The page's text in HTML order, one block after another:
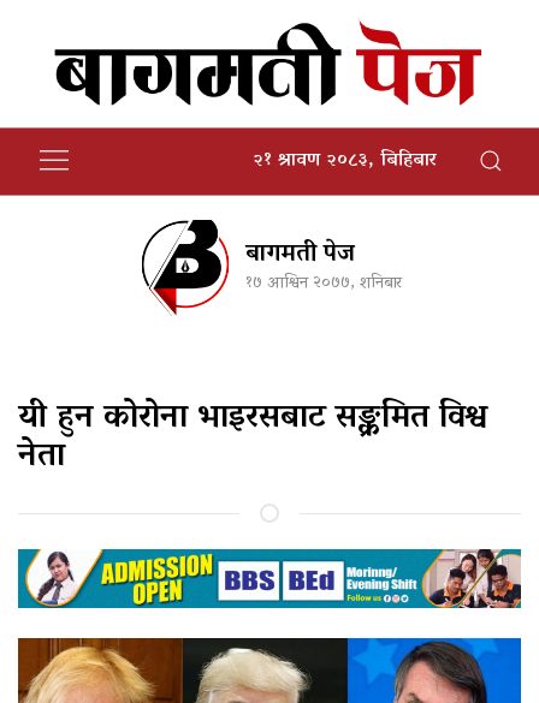
२१ श्रावण २०८३, बिहिबार
बागमती पेज
१७ आश्विन २०७७, शनिबार
यी हुन कोरोना भाइरसबाट सङ्क्रमित विश्व
नेता